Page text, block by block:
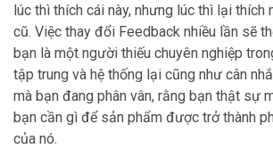
lúc thì thích cái này, nhưng lúc thì lại thích
cũ. Việc thay đổi Feedback nhiều lần sẽ
bạn là một người thiếu chuyên nghiệp
tập trung và hệ thống lại cũng như cân
mà bạn đang phân vân, rằng bạn thật sự
bạn cần gì để sản phẩm được trở thành
của nó.